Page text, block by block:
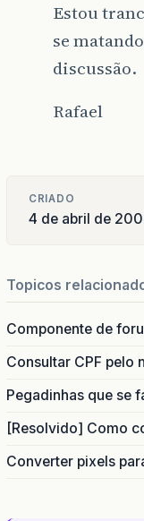
Estou
se
discussão.
Rafael
CRIADO
4 de abril de
Topicos
Componente de
Consultar CPF pelo
Pegadinhas que se
[Resolvido] Como
Converter pixels